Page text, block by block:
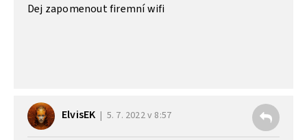
Dej zapomenout firemní wifi
ElvisEK 5. 7. 2022 v 8:57